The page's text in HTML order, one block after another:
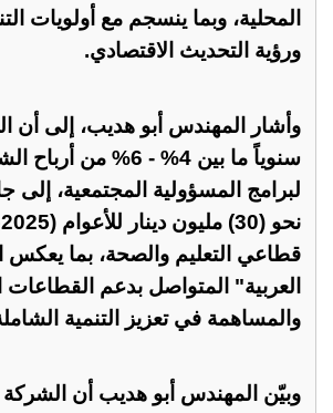
المحلية، وبما ينسجم مع أولويات
ورؤية التحديث الاقتصادي.
وأشار المهندس أبو هديب، إلى
سنوياً ما بين 4% - 6% من
لبرامج المسؤولية المجتمعية،
قطاعي التعليم والصحة، بما يعكس
العربية" المتواصل بدعم القطاعات
والمساهمة في تعزيز التنمية
وبيّن المهندس أبو هديب أن